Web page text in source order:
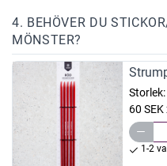
4. BEHÖVER DU
MÖNSTER?
Storlek:
60 SEK
1-2